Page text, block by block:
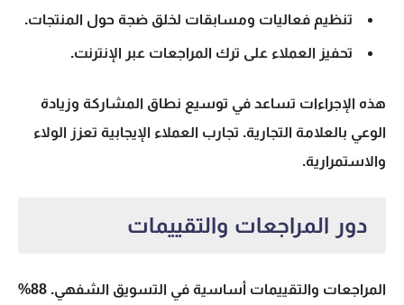
تنظيم فعاليات ومسابقات لخلق ضجة حول المنتجات.
تحفيز العملاء على ترك المراجعات عبر الإنترنت.
هذه الإجراءات تساعد في توسيع نطاق المشاركة وزيادة
الوعي بالعلامة التجارية. تجارب العملاء الإيجابية تعزز الولاء
والاستمرارية.
دور المراجعات والتقييمات
المراجعات والتقييمات أساسية في التسويق الشفهي. 88%